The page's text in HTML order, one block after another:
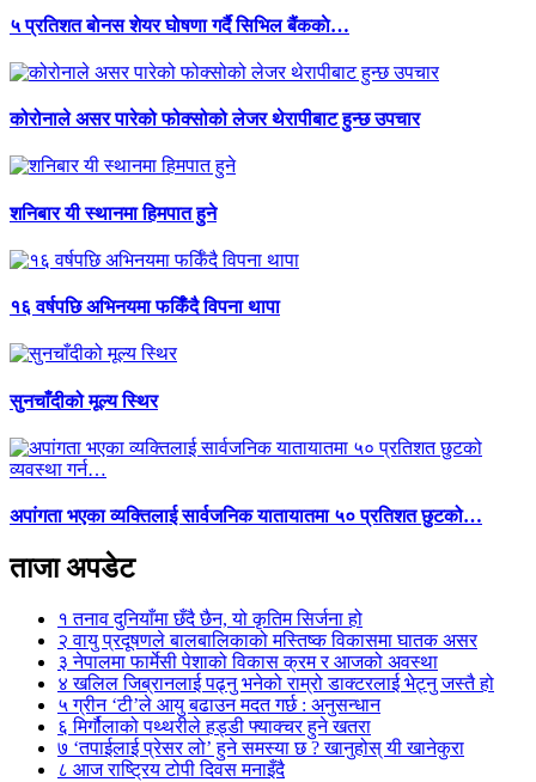
५ प्रतिशत बाेनस शेयर घाेषणा गर्दै सिभिल बैंककाे…
कोरोनाले असर पारेको फोक्सोको लेजर थेरापीबाट हुन्छ उपचार
शनिबार यी स्थानमा हिमपात हुने
१६ वर्षपछि अभिनयमा फर्किँदै विपना थापा
सुनचाँदीको मूल्य स्थिर
अपांगता भएका व्यक्तिलाई सार्वजनिक यातायातमा ५० प्रतिशत छुटको…
ताजा अपडेट
१ तनाव दुनियाँमा छँदै छैन, यो कृतिम सिर्जना हो
२ वायु प्रदूषणले बालबालिकाको मस्तिष्क विकासमा घातक असर
३ नेपालमा फार्मेसी पेशाको विकास क्रम र आजको अवस्था
४ खलिल जिब्रानलाई पढ्नु भनेको राम्रो डाक्टरलाई भेट्नु जस्तै हो
५ग्रीन ‘टी’ले आयु बढाउन मदत गर्छ : अनुसन्धान
६ मिर्गौलाको पथ्थरीले हड्डी फ्याक्चर हुने खतरा
७ ‘तपाईलाई प्रेसर लो’ हुने समस्या छ ? खानुहोस् यी खानेकुरा
८ आज राष्ट्रिय टोपी दिवस मनाइँदै